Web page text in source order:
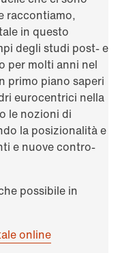
raccontiamo,
in questo
degli studi post- e
per molti anni nel
primo piano saperi
eurocentrici nella
le nozioni di
la posizionalità e
e nuove contro-
possibile in
online